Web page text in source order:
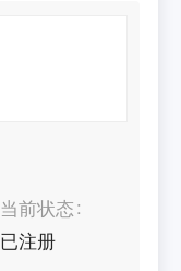
当前状态
已注册